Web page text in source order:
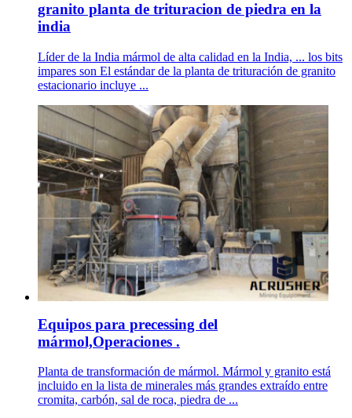
granito planta de trituracion de piedra en la
india
Líder de la India mármol de alta calidad en la India, ... los bits
impares son El estándar de la planta de trituración de granito
estacionario incluye ...
Equipos para precessing del
mármol,Operaciones .
Planta de transformación de mármol. Mármol y granito está
incluido en la lista de minerales más grandes extraído entre
cromita, carbón, sal de roca, piedra de ...